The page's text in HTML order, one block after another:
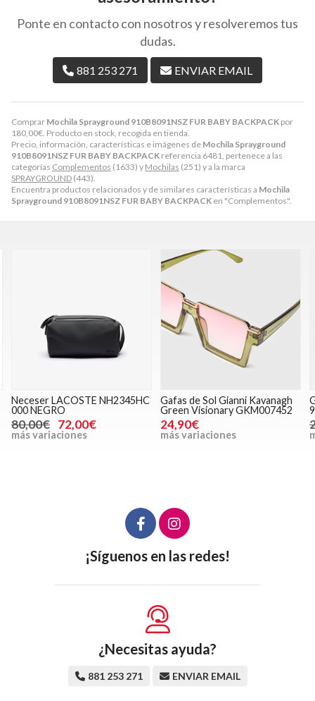
Comprar Mochila Sprayground 910B8091NSZ FUR BABY BACKPACK por
180,00€ . Producto en stock, recogida en tienda.
Precio, información, características e imágenes de Mochila Sprayground
910B8091NSZ FUR BABY BACKPACK referencia 6481, pertenece a las
categorías Complementos (1633) y Mochilas (251) y a la marca
SPRAYGROUND (443).
Encuentra productos relacionados y de similares características a Mochila
Sprayground 910B8091NSZ FUR BABY BACKPACK en "Complementos".
Ponte en contacto con nosotros y resolveremos tus
dudas.
881 253 271 ENVIAR EMAIL
Neceser LACOSTE NH2345HC
000 NEGRO
80,00€ 72,00€
más variaciones
Gafas de Sol Gianni Kavanagh
Green Visionary GKM007452
24,90€
más variaciones
¡Síguenos en las redes!
¿Necesitas ayuda?
881 253 271 ENVIAR EMAIL